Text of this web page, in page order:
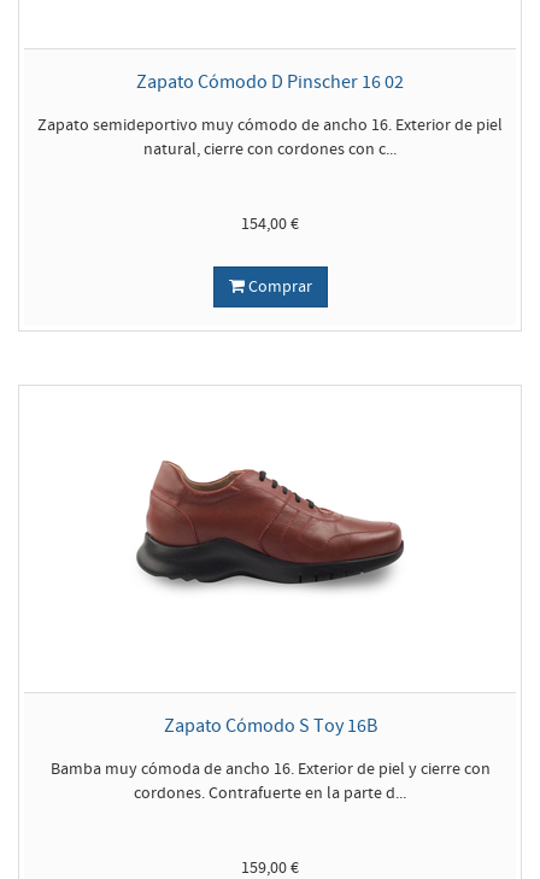
Zapato Cómodo D Pinscher 16 02
Zapato semideportivo muy cómodo de ancho 16. Exterior de piel
natural, cierre con cordones con c...
154,00 €
Comprar
Zapato Cómodo S Toy 16B
Bamba muy cómoda de ancho 16. Exterior de piel y cierre con
cordones. Contrafuerte en la parte d...
159,00 €